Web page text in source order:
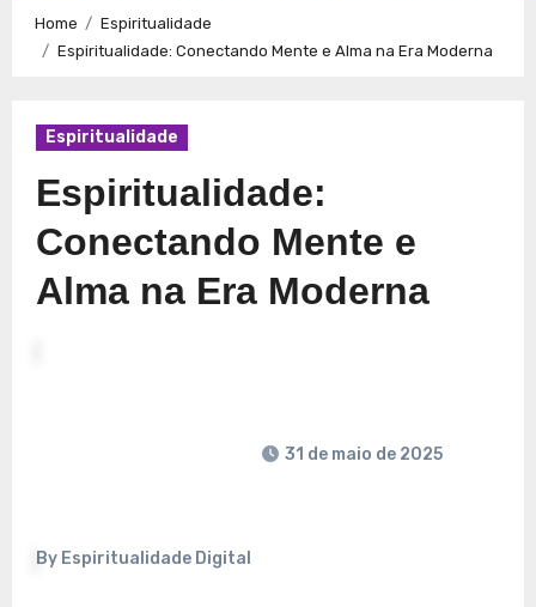
Caminhos para a Plenitude no Presente
Espiritualidade: Conexão e Significado no Presente
Home
Espiritualidade
Espiritualidade: Conectando Mente e Alma na Era Moderna
Espiritualidade
Espiritualidade:
Conectando Mente e
Alma na Era Moderna
By Espiritualidade Digital
31 de maio de 2025